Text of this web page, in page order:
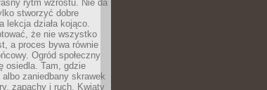
rytm wzrostu. Nie da
stworzyć dobre
lekcja działa kojąco.
że nie wszystko
a proces bywa równie
Ogród społeczny
osiedla. Tam, gdzie
zaniedbany skrawek
zapachy i ruch. Kwiaty